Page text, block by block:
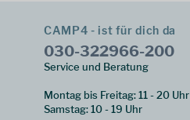
CAMP4 - ist für dich da
030-322966-200
Service und Beratung
Montag bis Freitag: 11 - 20 Uhr
Samstag: 10 - 19 Uhr